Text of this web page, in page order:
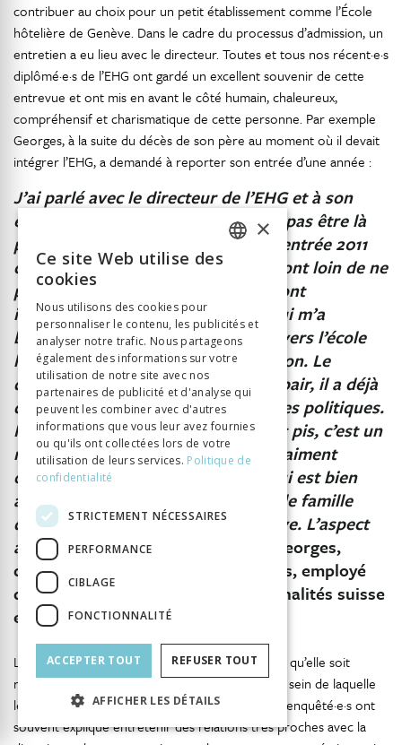
contribuer au choix pour un petit établissement comme l’École
hôtelière de Genève. Dans le cadre du processus d’admission, un
entretien a eu lieu avec le directeur. Toutes et tous nos récent·e·s
diplômé·e·s de l’EHG ont gardé un excellent souvenir de cette
entrevue et ont mis en avant le côté humain, chaleureux,
compréhensif et charismatique de cette personne. Par exemple
Georges, à la suite du décès de son père au moment où il devait
intégrer l’EHG, a demandé à reporter son entrée d’une année :
J’ai parlé avec le directeur de l’EHG et à son
épouse. Je leur ai dit : « Je pourrai pas être là
pour la rentrée 2010 mais pour la rentrée 2011
car il s’est passé ça, ça et ça ». Ils sont loin de ne
pas être compréhensifs, les deux sont
incroyables. C’est quelque chose qui m’a
beaucoup marqué et aussi poussé vers l’école
hôtelière de Genève, c’est la direction. Le
directeur est déjà un orateur hors pair, il a déjà
de quoi faire pâlir pas mal d’hommes politiques.
Franchement, il parle super bien, et pis, c’est un
modèle de compréhension. Il est vraiment
orienté par ses élèves et c’est ça qui est bien
aussi. On se sent comme une grande famille
dans cette école hôtelière de Genève. L’aspect
aussi peu de monde, c’est sympa.
Georges,
diplômé de l’EHG, entre 25 et 30 ans, employé
dans le secteur logistique, de nationalités suisse
et allemande
La taille de l’École hôtelière de Genève explique qu’elle soit
régulièrement comparée à une petite famille au sein de laquelle
le directeur fait office de figure paternelle. Nos enquêté·e·s ont
souvent expliqué entretenir des relations très proches avec la
ITALIAN
×
Ce site Web utilise des
cookies
Nous utilisons des cookies pour
personnaliser le contenu, les publicités et
analyser notre trafic. Nous partageons
également des informations sur votre
utilisation de notre site avec nos
partenaires de publicité et d'analyse qui
peuvent les combiner avec d'autres
informations que vous leur avez fournies
ou qu'ils ont collectées lors de votre
utilisation de leurs services. Politique de
confidentialité
STRICTEMENT NÉCESSAIRES
PERFORMANCE
CIBLAGE
FONCTIONNALITÉ
ACCEPTER TOUT REFUSER TOUT
AFFICHER LES DÉTAILS